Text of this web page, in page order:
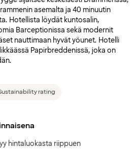
asemalta ja 40 minuutin
Hotellista löydät kuntosalin,
Barceptionissa sekä modernit
nauttimaan hyvät yöunet. Hotelli
Papirbreddenissä, joka on
rating
hintaluokasta riippuen